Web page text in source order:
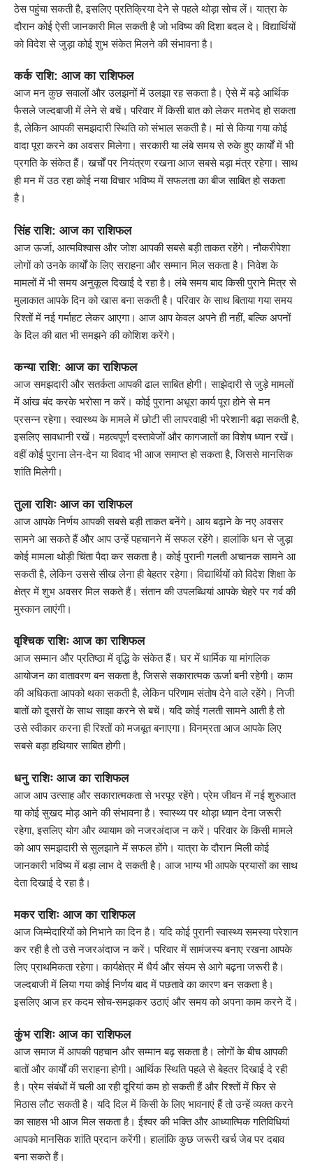
ठेस पहुंचा सकती है, इसलिए प्रतिक्रिया देने से पहले थोड़ा सोच लें। यात्रा के
दौरान कोई ऐसी जानकारी मिल सकती है जो भविष्य की दिशा बदल दे। विद्यार्थियों
को विदेश से जुड़ा कोई शुभ संकेत मिलने की संभावना है।
कर्क राशि: आज का राशिफल
आज मन कुछ सवालों और उलझनों में उलझा रह सकता है। ऐसे में बड़े आर्थिक
फैसले जल्दबाजी में लेने से बचें। परिवार में किसी बात को लेकर मतभेद हो सकता
है, लेकिन आपकी समझदारी स्थिति को संभाल सकती है। मां से किया गया कोई
वादा पूरा करने का अवसर मिलेगा। सरकारी या लंबे समय से रुके हुए कार्यों में भी
प्रगति के संकेत हैं। खर्चों पर नियंत्रण रखना आज सबसे बड़ा मंत्र रहेगा। साथ
ही मन में उठ रहा कोई नया विचार भविष्य में सफलता का बीज साबित हो सकता
है।
सिंह राशि: आज का राशिफल
आज ऊर्जा, आत्मविश्वास और जोश आपकी सबसे बड़ी ताकत रहेंगे। नौकरीपेशा
लोगों को उनके कार्यों के लिए सराहना और सम्मान मिल सकता है। निवेश के
मामलों में भी समय अनुकूल दिखाई दे रहा है। लंबे समय बाद किसी पुराने मित्र से
मुलाकात आपके दिन को खास बना सकती है। परिवार के साथ बिताया गया समय
रिश्तों में नई गर्माहट लेकर आएगा। आज आप केवल अपने ही नहीं, बल्कि अपनों
के दिल की बात भी समझने की कोशिश करेंगे।
कन्या राशि: आज का राशिफल
आज समझदारी और सतर्कता आपकी ढाल साबित होगी। साझेदारी से जुड़े मामलों
में आंख बंद करके भरोसा न करें। कोई पुराना अधूरा कार्य पूरा होने से मन
प्रसन्न रहेगा। स्वास्थ्य के मामले में छोटी सी लापरवाही भी परेशानी बढ़ा सकती है,
इसलिए सावधानी रखें। महत्वपूर्ण दस्तावेजों और कागजातों का विशेष ध्यान रखें।
वहीं कोई पुराना लेन-देन या विवाद भी आज समाप्त हो सकता है, जिससे मानसिक
शांति मिलेगी।
तुला राशिः आज का राशिफल
आज आपके निर्णय आपकी सबसे बड़ी ताकत बनेंगे। आय बढ़ाने के नए अवसर
सामने आ सकते हैं और आप उन्हें पहचानने में सफल रहेंगे। हालांकि धन से जुड़ा
कोई मामला थोड़ी चिंता पैदा कर सकता है। कोई पुरानी गलती अचानक सामने आ
सकती है, लेकिन उससे सीख लेना ही बेहतर रहेगा। विद्यार्थियों को विदेश शिक्षा के
क्षेत्र में शुभ अवसर मिल सकते हैं। संतान की उपलब्धियां आपके चेहरे पर गर्व की
मुस्कान लाएंगी।
वृश्चिक राशिः आज का राशिफल
आज सम्मान और प्रतिष्ठा में वृद्धि के संकेत हैं। घर में धार्मिक या मांगलिक
आयोजन का वातावरण बन सकता है, जिससे सकारात्मक ऊर्जा बनी रहेगी। काम
की अधिकता आपको थका सकती है, लेकिन परिणाम संतोष देने वाले रहेंगे। निजी
बातों को दूसरों के साथ साझा करने से बचें। यदि कोई गलती सामने आती है तो
उसे स्वीकार करना ही रिश्तों को मजबूत बनाएगा। विनम्रता आज आपके लिए
सबसे बड़ा हथियार साबित होगी।
धनु राशिः आज का राशिफल
आज आप उत्साह और सकारात्मकता से भरपूर रहेंगे। प्रेम जीवन में नई शुरुआत
या कोई सुखद मोड़ आने की संभावना है। स्वास्थ्य पर थोड़ा ध्यान देना जरूरी
रहेगा, इसलिए योग और व्यायाम को नजरअंदाज न करें। परिवार के किसी मामले
को आप समझदारी से सुलझाने में सफल होंगे। यात्रा के दौरान मिली कोई
जानकारी भविष्य में बड़ा लाभ दे सकती है। आज भाग्य भी आपके प्रयासों का साथ
देता दिखाई दे रहा है।
मकर राशिः आज का राशिफल
आज जिम्मेदारियों को निभाने का दिन है। यदि कोई पुरानी स्वास्थ्य समस्या परेशान
कर रही है तो उसे नजरअंदाज न करें। परिवार में सामंजस्य बनाए रखना आपके
लिए प्राथमिकता रहेगा। कार्यक्षेत्र में धैर्य और संयम से आगे बढ़ना जरूरी है।
जल्दबाजी में लिया गया कोई निर्णय बाद में पछतावे का कारण बन सकता है।
इसलिए आज हर कदम सोच-समझकर उठाएं और समय को अपना काम करने दें।
कुंभ राशिः आज का राशिफल
आज समाज में आपकी पहचान और सम्मान बढ़ सकता है। लोगों के बीच आपकी
बातों और कार्यों की सराहना होगी। आर्थिक स्थिति पहले से बेहतर दिखाई दे रही
है। प्रेम संबंधों में चली आ रही दूरियां कम हो सकती हैं और रिश्तों में फिर से
मिठास लौट सकती है। यदि दिल में किसी के लिए भावनाएं हैं तो उन्हें व्यक्त करने
का साहस भी आज मिल सकता है। ईश्वर की भक्ति और आध्यात्मिक गतिविधियां
आपको मानसिक शांति प्रदान करेंगी। हालांकि कुछ जरूरी खर्च जेब पर दबाव
बना सकते हैं।